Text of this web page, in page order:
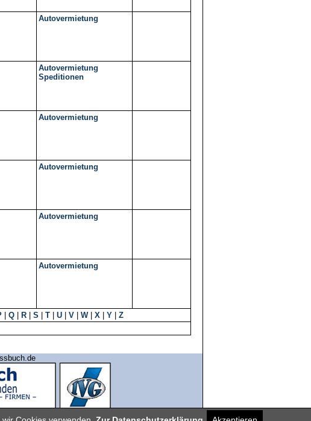
Autovermietung
Autovermietung
Speditionen
Autovermietung
Autovermietung
Autovermietung
Autovermietung
Q R S T U V W| X Y
Z
& Co. KG